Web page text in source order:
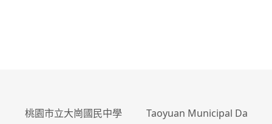
桃園市立大崗國民中學 Taoyuan Municipal Da